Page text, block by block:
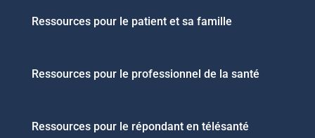
Ressources pour le patient et sa famille
Ressources pour le professionnel de la santé
Ressources pour le répondant en télésanté